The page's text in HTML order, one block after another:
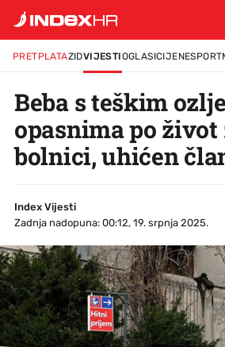
PRETPLATAZIDVIJESTIOGLASICIJENESPORT
Beba s teškim
opasnima po
bolnici, uhićen
Index Vijesti
Zadnja nadopuna: 00:12, 19. srpnja 2025.